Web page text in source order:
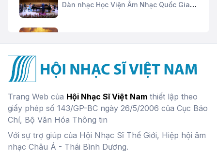
Dàn nhạc Học Viện Âm Nhạc Quốc Gia
Hoàng Mãnh,Phan Phúc
Tiếng cồng vượt thác
Nhà hát Giao hưởng Vũ kịch TP. Hồ Chí
Trang Web của Hội Nhạc Sĩ Việt Nam thiết lập theo
giấy phép số 143/GP-BC ngày 26/5/2006 của Cục Báo
Chí, Bộ Văn Hóa Thông tin
Với sự trợ giúp của Hội Nhạc Sĩ Thế Giới, Hiệp hội âm
nhạc Châu Á - Thái Bình Dương.